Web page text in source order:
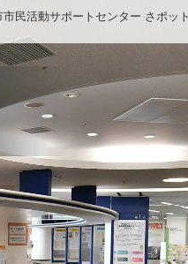
市民活動サポートセンター さポッ